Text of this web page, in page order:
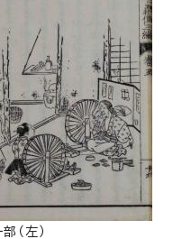
（左）